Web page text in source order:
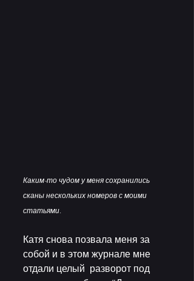
Каким-то чудом у меня сохранились
сканы нескольких номеров с моими
статьями.
Катя снова позвала меня за
собой и в этом журнале мне
отдали целый  разворот под